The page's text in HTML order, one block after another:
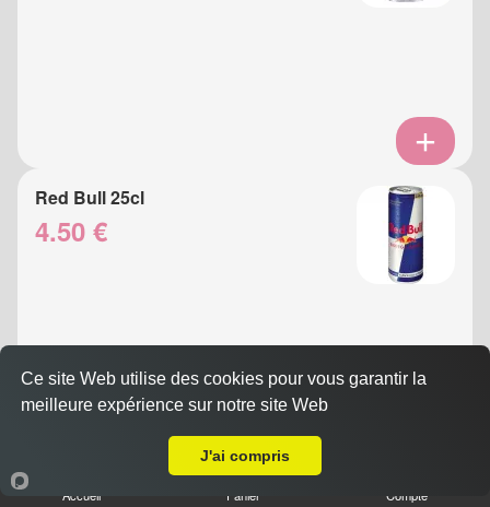
Red Bull 25cl
4.50 €
Eau Gazeuse 33cl
Accueil Panier Compte
Ce site Web utilise des cookies pour vous garantir la
meilleure expérience sur notre site Web
J'ai compris